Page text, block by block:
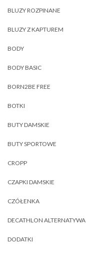
BLUZY ROZPINANE
BLUZY Z KAPTUREM
BODY
BODY BASIC
BORN2BE FREE
BOTKI
BUTY DAMSKIE
BUTY SPORTOWE
CROPP
CZAPKI DAMSKIE
CZÓŁENKA
DECATHLON ALTERNATYWA
DODATKI